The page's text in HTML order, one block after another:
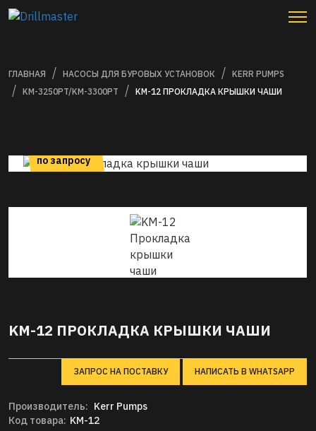
ГЛАВНАЯ НАСОСЫ ДЛЯ БУРОВЫХ УСТАНОВОК
KERR PUMPS
KM-3250PT/KM-3300PT
KM-12 ПРОКЛАДКА КРЫШКИ ЧАШИ
KM-12 ПРОКЛАДКА КРЫШКИ ЧАШИ
ЗАПРОС НА ПОСТАВКУ НАПИСАТЬ В WHATSAPP
Производитель: Kerr Pumps
Код товара: KM-12
по запросу